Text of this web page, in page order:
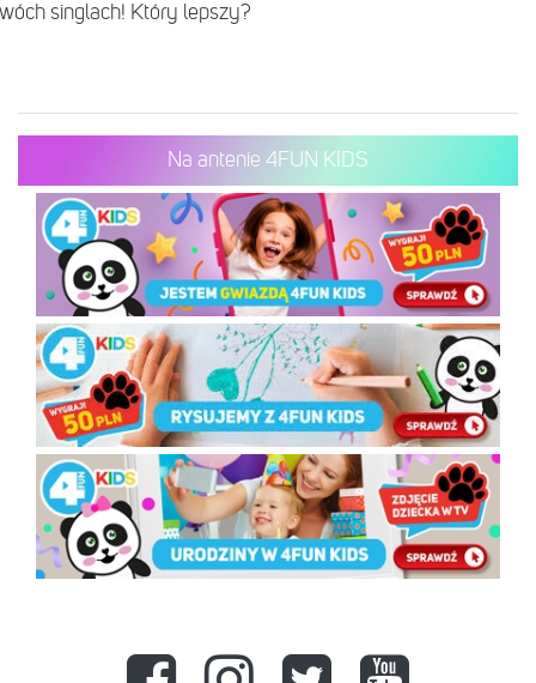
singlach! Który lepszy?
Na antenie 4FUN KIDS